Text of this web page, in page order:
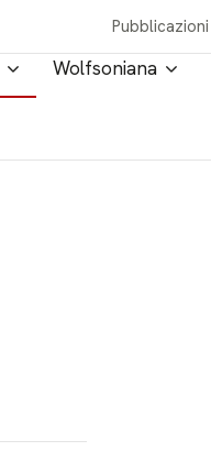
Pubblicazioni
Wolfsoniana